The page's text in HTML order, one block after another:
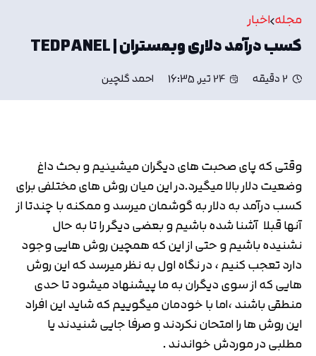
مجله اخبار
کسب درآمد دلاری وبمستران | TEDPANEL
2 دقیقه 24 تیر, 16:35 احمد گلچین
وقتی که پای صحبت های دیگران میشینیم و بحث داغ
وضعیت دلار بالا میگیرد.در این میان روش های مختلفی برای
کسب درآمد به دلار به گوشمان میرسد و ممکنه با چندتا از
آنها قبلا آشنا شده باشیم و بعضی دیگر را تا به حال
نشنیده باشیم و حتی از این که همچین روش هایی وجود
دارد تعجب کنیم ، در نگاه اول به نظر میرسد که این روش
هایی که از سوی دیگران به ما پیشنهاد میشود تا حدی
منطقی باشند ،اما با خودمان میگوییم که شاید این افراد
این روش ها را امتحان نکردند و صرفا جایی شنیدند یا
مطلبی در موردش خواندند .